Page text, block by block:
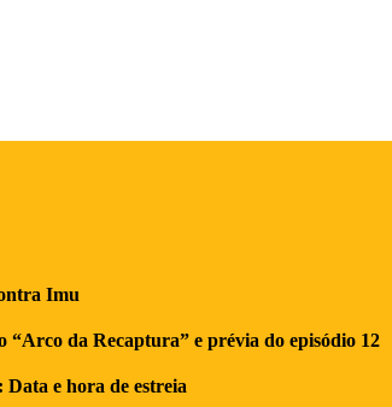
Imu
da Recaptura” e prévia do episódio 12
e hora de estreia